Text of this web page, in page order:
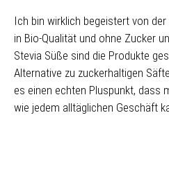
Ich bin wirklich begeistert von der
in Bio-Qualität und ohne Zucker
Stevia Süße sind die Produkte
Alternative zu zuckerhaltigen
es einen echten Pluspunkt, dass
wie jedem alltäglichen Geschäft